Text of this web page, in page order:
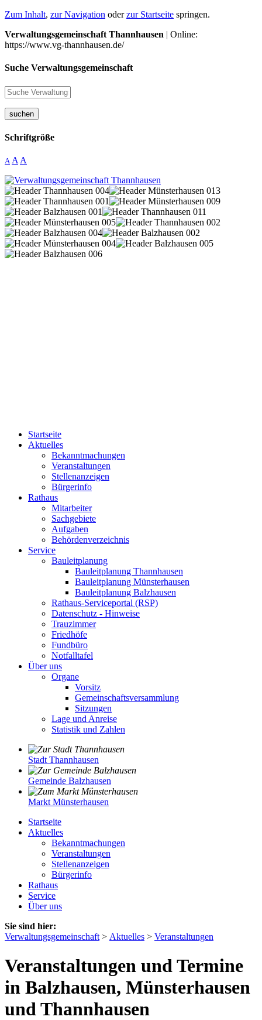
Zum Inhalt, zur Navigation oderzur Startseite springen.
Verwaltungsgemeinschaft Thannhausen | Online:
https://www.vg-thannhausen.de/
Suche Verwaltungsgemeinschaft
suchen
Schriftgröße
A A A
Startseite
Aktuelles
Bekanntmachungen
Veranstaltungen
Stellenanzeigen
Bürgerinfo
Rathaus
Mitarbeiter
Sachgebiete
Aufgaben
Behördenverzeichnis
Service
Bauleitplanung
Bauleitplanung Thannhausen
Bauleitplanung Münsterhausen
Bauleitplanung Balzhausen
Rathaus-Serviceportal (RSP)
Datenschutz - Hinweise
Trauzimmer
Friedhöfe
Fundbüro
Notfalltafel
Über uns
Organe
Vorsitz
Gemeinschaftsversammlung
Sitzungen
Lage und Anreise
Statistik und Zahlen
Stadt Thannhausen
Gemeinde Balzhausen
Markt Münsterhausen
Startseite
Aktuelles
Bekanntmachungen
Veranstaltungen
Stellenanzeigen
Bürgerinfo
Rathaus
Service
Über uns
Sie sind hier:
Verwaltungsgemeinschaft > Aktuelles > Veranstaltungen
Veranstaltungen und Termine
in Balzhausen, Münsterhausen
und Thannhausen